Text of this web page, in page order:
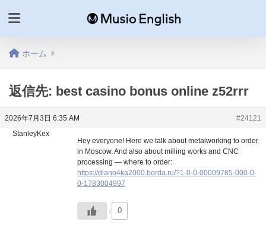
ホーム
返信先: best casino bonus online z52rrr
2026年7月3日 6:35 AM
#24121
StanleyKex
Hey everyone! Here we talk about metalworking to order
in Moscow. And also about milling works and CNC
processing — where to order:
https://diano4ka2000.borda.ru/?1-0-0-00009785-000-0-
0-1783004997
0